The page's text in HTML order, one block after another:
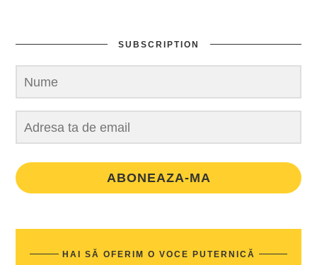
SUBSCRIPTION
ABONEAZA-MA
HAI SĂ OFERIM O VOCE PUTERNICĂ